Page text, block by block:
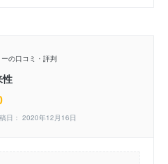
の口コミ・評判
性
日： 2020年12月16日